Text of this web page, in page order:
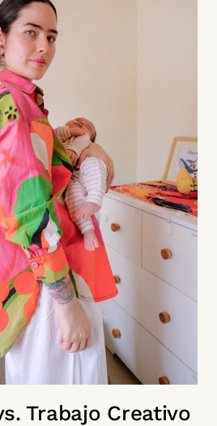
Trabajo Creativo